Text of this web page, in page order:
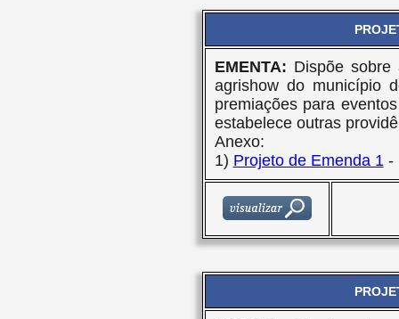
EMENTA: Dispõe
agrishow do município
premiações para
estabelece outras
Anexo:
1) Projeto de Emenda 1-